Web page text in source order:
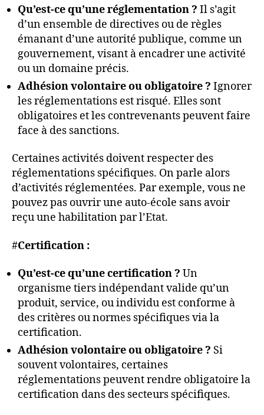
Qu’est-ce qu’une réglementation ? Il s’agit
d’un ensemble de directives ou de règles
émanant d’une autorité publique, comme un
gouvernement, visant à encadrer une activité
ou un domaine précis.
Adhésion volontaire ou obligatoire ? Ignorer
les réglementations est risqué. Elles sont
obligatoires et les contrevenants peuvent faire
face à des sanctions.
Certaines activités doivent respecter des
réglementations spécifiques. On parle alors
d’activités réglementées. Par exemple, vous ne
pouvez pas ouvrir une auto-école sans avoir
reçu une habilitation par l’Etat.
#Certification :
Qu’est-ce qu’une certification ? Un
organisme tiers indépendant valide qu’un
produit, service, ou individu est conforme à
des critères ou normes spécifiques via la
certification.
Adhésion volontaire ou obligatoire ? Si
souvent volontaires, certaines
réglementations peuvent rendre obligatoire la
certification dans des secteurs spécifiques.